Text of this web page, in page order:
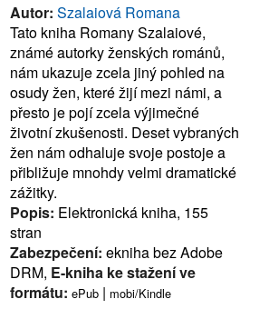
Autor: Szalaiová Romana
Tato kniha Romany Szalaiové,
známé autorky ženských románů,
nám ukazuje zcela jiný pohled na
osudy žen, které žijí mezi námi, a
přesto je pojí zcela výjimečné
životní zkušenosti. Deset vybraných
žen nám odhaluje svoje postoje a
přibližuje mnohdy velmi dramatické
zážitky.
Popis: Elektronická kniha, 155
stran
Zabezpečení: ekniha bez Adobe
DRM, E-kniha ke stažení ve
formátu: ePub | mobi/Kindle